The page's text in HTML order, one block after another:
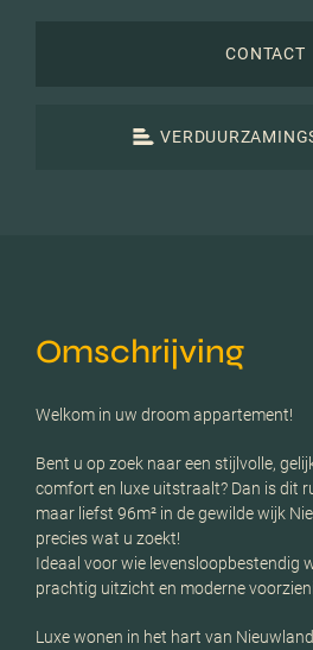
CONTACT
Omschrijving
Welkom in uw droom appartement!
Bent u op zoek naar een stijlvolle,
comfort en luxe uitstraalt? Dan is dit
maar liefst 96m² in de gewilde wijk
precies wat u zoekt!
Ideaal voor wie levensloopbestendig
prachtig uitzicht en moderne
Luxe wonen in het hart van Nieuwland.